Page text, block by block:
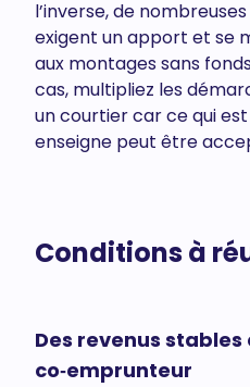
l’inverse, de nombreuses
exigent un apport et se
aux montages sans
cas, multipliez les
un courtier car ce qui
enseigne peut être
Conditions à
Des revenus stables
co‑emprunteur